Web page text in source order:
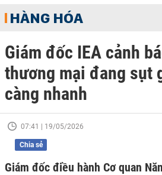
HÀNG HÓA
Giám đốc IEA cảnh
thương mại đang sụt
càng nhanh
07:41 | 19/05/2026
Chia sẻ
Giám đốc điều hành Cơ quan